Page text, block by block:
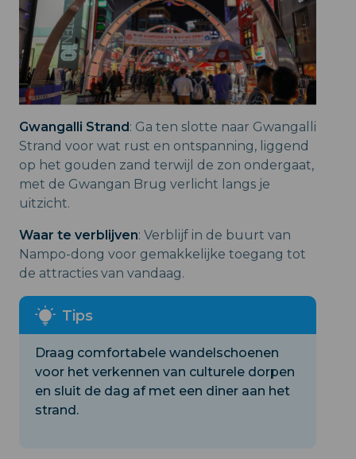
Gwangalli Strand : Ga ten slotte naar Gwangalli
Strand voor wat rust en ontspanning, liggend
op het gouden zand terwijl de zon ondergaat,
met de Gwangan Brug verlicht langs je
uitzicht.
Waar te verblijven: Verblijf in de buurt van
Nampo-dong voor gemakkelijke toegang tot
de attracties van vandaag.
Draag comfortabele wandelschoenen
voor het verkennen van culturele dorpen
en sluit de dag af met een diner aan het
strand.